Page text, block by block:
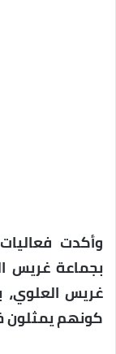
وأكدت
بجماعة غريس
غريس العلوي،
كونهم يمثلون